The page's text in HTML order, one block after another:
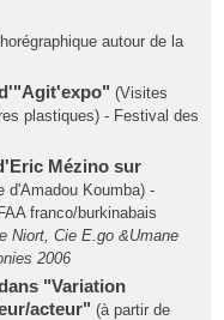
autour de la
(Visites
plastiques) - Festival des
Mézino sur
d'Amadou Koumba) -
franco/burkinabais
Niort, Cie E.go &Umane
2006
"Variation
acteur" (à partir de